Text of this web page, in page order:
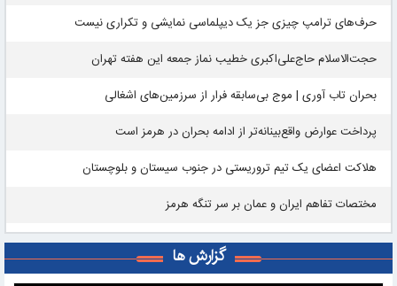
حرف‌های ترامپ چیزی جز یک دیپلماسی نمایشی و تکراری نیست
حجت‌الاسلام حاج‌علی‌اکبری خطیب نماز جمعه این هفته تهران
بحران تاب آوری | موج بی‌سابقه فرار از سرزمین‌های اشغالی
پرداخت عوارض واقع‌بینانه‌تر از ادامه بحران در هرمز است
هلاکت اعضای یک تیم تروریستی در جنوب سیستان و بلوچستان
مختصات تفاهم ایران و عمان بر سر تنگه هرمز
گزارش ها